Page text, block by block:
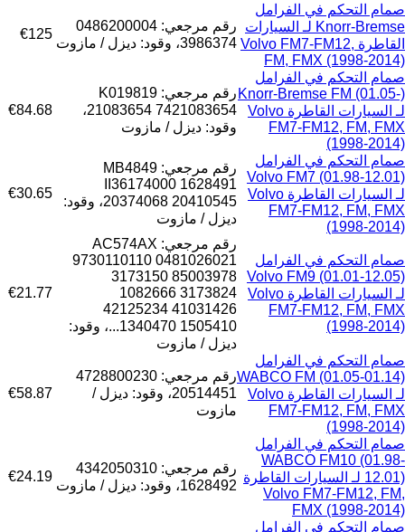
صمام التحكم في الفرامل
Knorr-Bremse لـ السيارات
القاطرة Volvo FM7-FM12,
FM, FMX (1998-2014)
رقم مرجعي: 0486200004
3986374، وقود: ديزل / مازوت
€125
صمام التحكم في الفرامل
Knorr-Bremse FM (01.05-)
لـ السيارات القاطرة Volvo
FM7-FM12, FM, FMX
(1998-2014)
رقم مرجعي: K019819
21083654 7421083654،
وقود: ديزل / مازوت
€84.68
صمام التحكم في الفرامل
Volvo FM7 (01.98-12.01)
لـ السيارات القاطرة Volvo
FM7-FM12, FM, FMX
(1998-2014)
رقم مرجعي: MB4849
II36174000 1628491
20374068 20410545، وقود:
ديزل / مازوت
€30.65
صمام التحكم في الفرامل
Volvo FM9 (01.01-12.05)
لـ السيارات القاطرة Volvo
FM7-FM12, FM, FMX
(1998-2014)
رقم مرجعي: AC574AX
9730110110 0481026021
3173150 85003978
1082666 3173824
42125234 41031426
1340470 1505410...، وقود:
ديزل / مازوت
€21.77
صمام التحكم في الفرامل
WABCO FM (01.05-01.14)
لـ السيارات القاطرة Volvo
FM7-FM12, FM, FMX
(1998-2014)
رقم مرجعي: 4728800230
20514451، وقود: ديزل /
مازوت
€58.87
صمام التحكم في الفرامل
WABCO FM10 (01.98-
12.01) لـ السيارات القاطرة
Volvo FM7-FM12, FM,
FMX (1998-2014)
رقم مرجعي: 4342050310
1628492، وقود: ديزل / مازوت
€24.19
صمام التحكم في الفرامل